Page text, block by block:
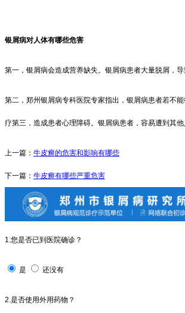
银屑病对人体有哪些危害
第一，银屑病会造成营养缺失。银屑病患者大量脱屑，
第二，郑州银屑病专科医院专家指出，银屑病患者若不
疗第三，造成患者心理障碍。银屑病患者，容易遭到其
上一篇： 牛皮癣的危害和影响有哪些
下一篇： 牛皮癣有哪些严重危害
1.您是否已到医院确诊？
是 还没有
2.是否使用外用药物？